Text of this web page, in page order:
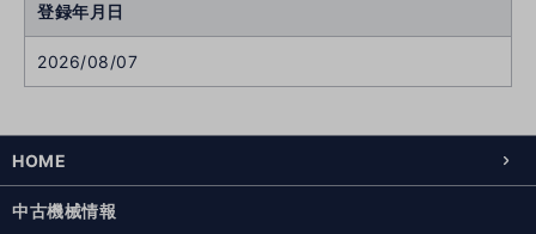
登録年月日
2026/08/07
HOME
中古機械情報